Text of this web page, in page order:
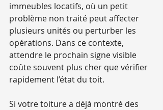
immeubles locatifs, où un petit
problème non traité peut affecter
plusieurs unités ou perturber les
opérations. Dans ce contexte,
attendre le prochain signe visible
coûte souvent plus cher que vérifier
rapidement l’état du toit.
Si votre toiture a déjà montré des